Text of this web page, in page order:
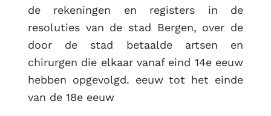
de rekeningen en registers in de
resoluties van de stad Bergen, over de
door de stad betaalde artsen en
chirurgen die elkaar vanaf eind 14e eeuw
hebben opgevolgd. eeuw tot het einde
van de 18e eeuw